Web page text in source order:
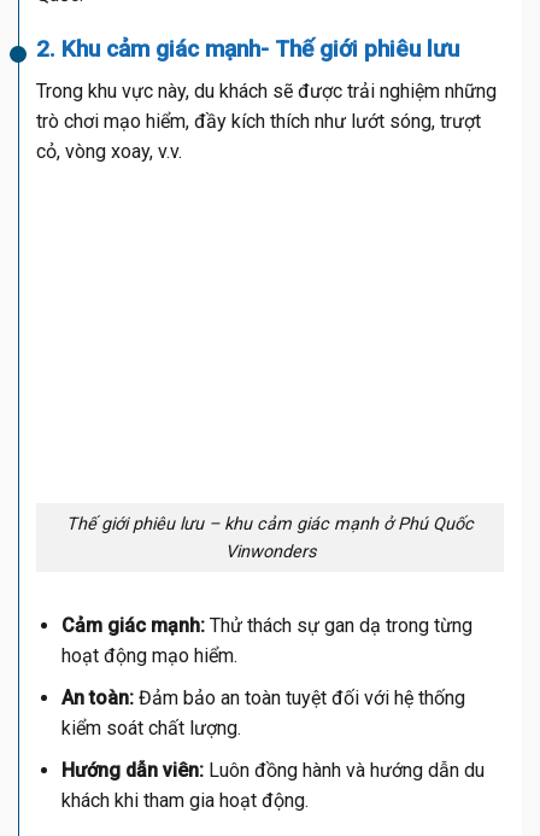
2. Khu cảm giác mạnh- Thế giới phiêu lưu
Trong khu vực này, du khách sẽ được trải nghiệm những
trò chơi mạo hiểm, đầy kích thích như lướt sóng, trượt
cỏ, vòng xoay, v.v.
Thế giới phiêu lưu – khu cảm giác mạnh ở Phú Quốc
Vinwonders
Cảm giác mạnh:Thử thách sự gan dạ trong từng
hoạt động mạo hiểm.
An toàn:Đảm bảo an toàn tuyệt đối với hệ thống
kiểm soát chất lượng.
Hướng dẫn viên:Luôn đồng hành và hướng dẫn du
khách khi tham gia hoạt động.